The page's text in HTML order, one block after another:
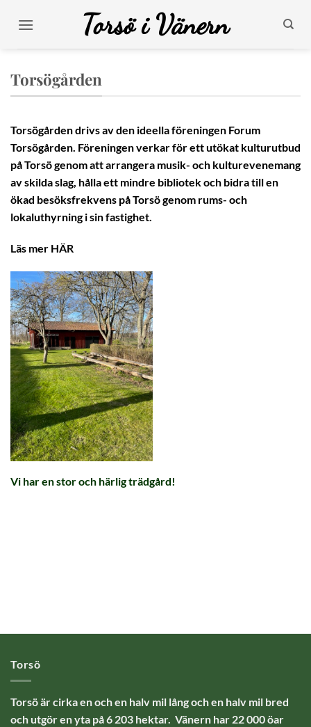
Torsö i Vänern
Torsögården
Torsögården drivs av den ideella föreningen Forum
Torsögården. Föreningen verkar för ett utökat kulturutbud
på Torsö genom att arrangera musik- och kulturevenemang
av skilda slag, hålla ett mindre bibliotek och bidra till en
ökad besöksfrekvens på Torsö genom rums- och
lokaluthyrning i sin fastighet.
Läs mer HÄR
Vi har en stor och härlig trädgård!
Torsö
Torsö är cirka en och en halv mil lång och en halv mil bred
och utgör en yta på 6 203 hektar. Vänern har 22 000 öar